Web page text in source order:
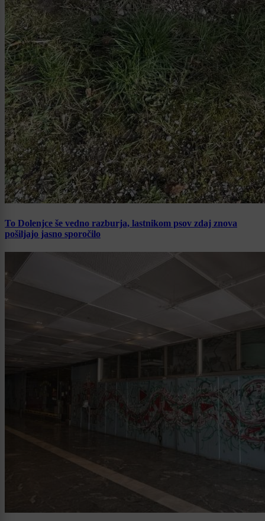
To Dolenjce še vedno razburja, lastnikom psov zdaj znova
pošiljajo jasno sporočilo